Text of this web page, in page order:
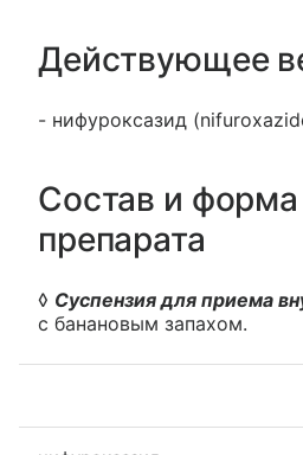
Действующее
- нифуроксазид
Состав и
препарата
◊ Суспензия для приема
с банановым запахом.